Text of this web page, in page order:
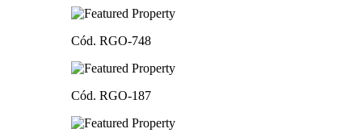
Cód. RGO-748
Cód. RGO-187